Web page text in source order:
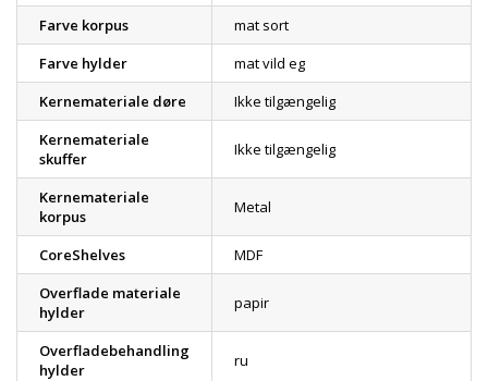
Farve korpus
mat sort
Farve hylder
mat vild eg
Kernemateriale døre
Ikke tilgængelig
Kernemateriale
skuffer
Ikke tilgængelig
Kernemateriale
korpus
Metal
CoreShelves
MDF
Overflade materiale
hylder
papir
Overfladebehandling
hylder
ru